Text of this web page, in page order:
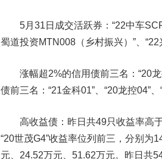
5月31日成交活跃券 ：“22中车
蜀道投资MTN008（乡村振兴）”、“22
涨幅超2%的信用债前三名：“20龙
债前三名：“21金科01”、“20龙控04”、
高收益债 ：昨日共49只收益率高
“20世茂G4”收益率位列前三，分别为
元、24.52万元、51.62万元。昨日共